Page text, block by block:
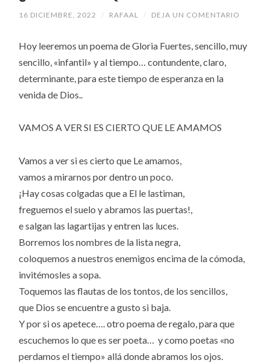
16 DICIEMBRE, 2022 / RAFAAL / DEJA UN COMENTARIO
Hoy leeremos un poema de Gloria Fuertes, sencillo, muy
sencillo, «infantil» y al tiempo… contundente, claro,
determinante, para este tiempo de esperanza en la
venida de Dios..
VAMOS A VER SI ES CIERTO QUE LE AMAMOS
Vamos a ver si es cierto que Le amamos,
vamos a mirarnos por dentro un poco.
¡Hay cosas colgadas que a El le lastiman,
freguemos el suelo y abramos las puertas!,
e salgan las lagartijas y entren las luces.
Borremos los nombres de la lista negra,
coloquemos a nuestros enemigos encima de la cómoda,
invitémosles a sopa.
Toquemos las flautas de los tontos, de los sencillos,
que Dios se encuentre a gusto si baja.
Y por si os apetece…. otro poema de regalo, para que
escuchemos lo que es ser poeta… y como poetas «no
perdamos el tiempo» allá donde abramos los ojos.